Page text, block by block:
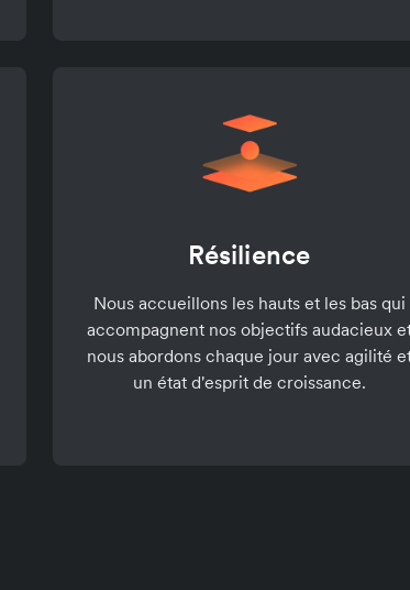
Résilience
Nous accueillons les hauts et les bas qui
accompagnent nos objectifs audacieux
nous abordons chaque jour avec agilité
un état d'esprit de croissance.